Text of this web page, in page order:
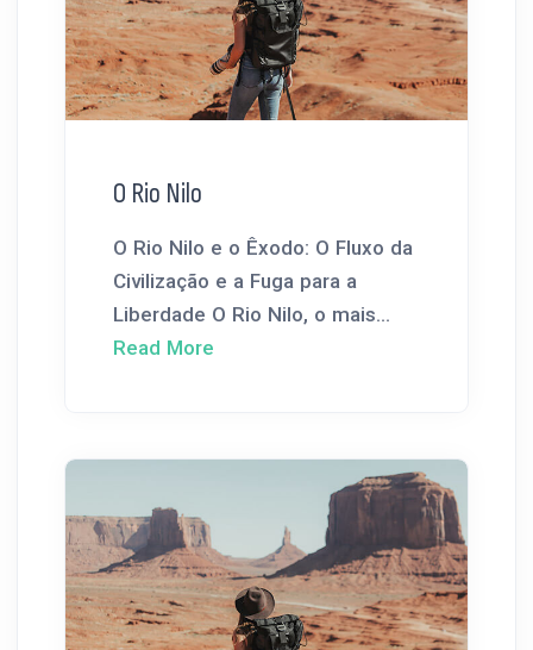
O Rio Nilo
O Rio Nilo e o Êxodo: O Fluxo da
Civilização e a Fuga para a
Liberdade O Rio Nilo, o mais...
Read More